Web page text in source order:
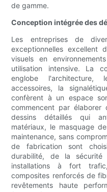
de gamme.
Conception intégrée des
Les entreprises de
exceptionnelles excellent
visuels en
utilisation intensive. La
englobe l'architecture,
accessoires, la
confèrent à un espace
commencent par
dessins détaillés qui
matériaux, le masquage
maintenance, sans
de fabrication sont
durabilité, de la
installations à fort
composites renforcés de
revêtements haute